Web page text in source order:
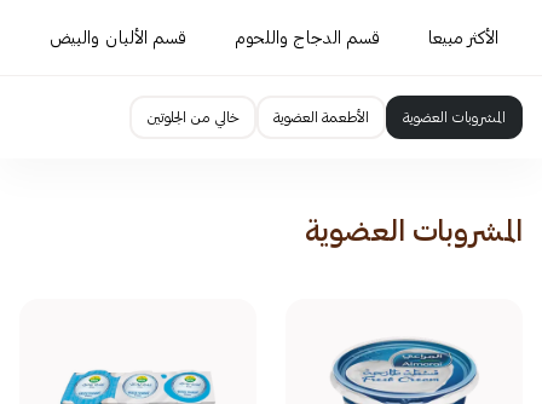
الأكثر مبيعا قسم الدجاج واللحوم قسم الألبان والبيض
المشروبات العضوية الأطعمة العضوية خالي من الجلوتين
المشروبات العضوية